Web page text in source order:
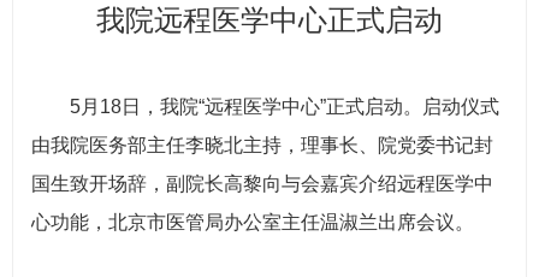
我院远程医学中心正式启动
5月18日，我院“远程医学中心”正式启动。启动仪式
由我院医务部主任李晓北主持，理事长、院党委书记封
国生致开场辞，副院长高黎向与会嘉宾介绍远程医学中
心功能，北京市医管局办公室主任温淑兰出席会议。